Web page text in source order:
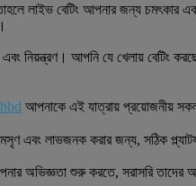
লাইভ বেটিং আপনার জন্য চমৎকার
এবং নিয়ন্ত্রণ। আপনি যে খেলায়
আপনাকে এই যাত্রায় প্রয়োজনীয় সকল
এবং লাভজনক করার জন্য, সঠিক
অভিজ্ঞতা শুরু করতে, সরাসরি তাদের